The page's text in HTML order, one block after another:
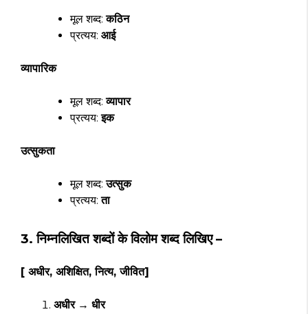
मूल शब्द:कठिन
प्रत्यय: आई
व्यापारिक
मूल शब्द:व्यापार
प्रत्यय:इक
उत्सुकता
मूल शब्द:उत्सुक
प्रत्यय:ता
3. निम्नलिखित शब्दों के विलोम शब्द लिखिए –
[ अधीर, अशिक्षित, नित्य, जीवित]
अधीर→ धीर